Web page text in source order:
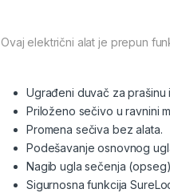
Ovaj električni alat je prepun
Ugrađeni duvač za prašinu
Priloženo sečivo u ravnini
Promena sečiva bez alata.
Podešavanje osnovnog
Nagib ugla sečenja
Sigurnosna funkcija